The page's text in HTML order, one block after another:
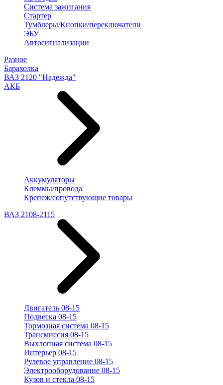
Система зажигания
Стартер
Тумблеры/Кнопки/переключатели
ЭБУ
Автосигнализации
Разное
Барахолка
ВАЗ 2120 "Надежда"
АКБ
Аккумуляторы
Клеммы/провода
Крепеж/сопутствующие товары
ВАЗ 2108-2115
Двигатель 08-15
Подвеска 08-15
Тормозная система 08-15
Трансмиссия 08-15
Выхлопная система 08-15
Интерьер 08-15
Рулевое управление 08-15
Электрооборудование 08-15
Кузов и стекла 08-15